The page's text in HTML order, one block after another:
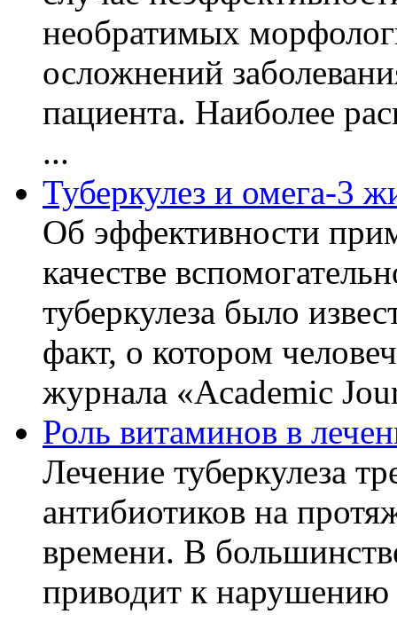
необратимых
осложнений
пациента. Наиболее
...
Туберкулез и омега-3
Об эффективности
качестве
туберкулеза было
факт, о котором
журнала «Academic
Роль витаминов в
Лечение туберкулеза
антибиотиков на
времени. В
приводит к нарушению